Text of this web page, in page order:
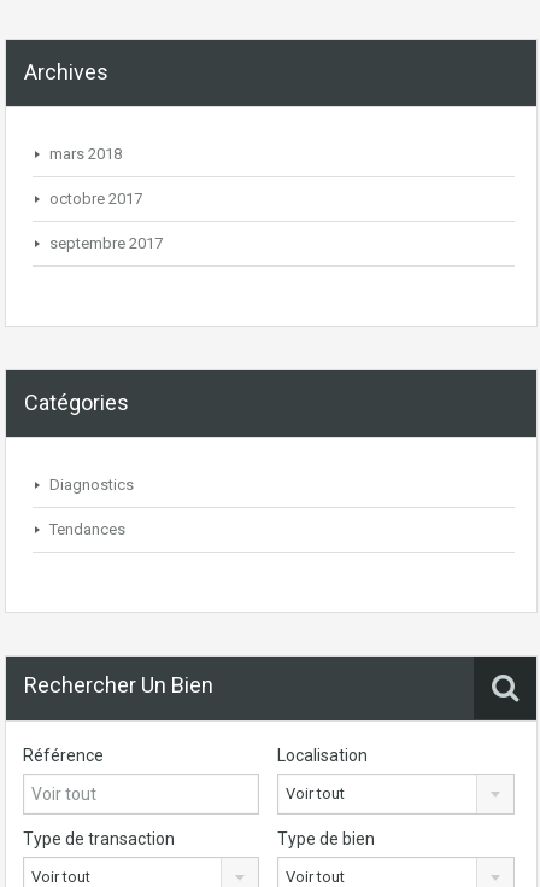
Archives
mars 2018
octobre 2017
septembre 2017
Catégories
Diagnostics
Tendances
Rechercher Un Bien
Référence Localisation
Voir tout
Type de transaction
Voir tout
Type de bien
Voir tout